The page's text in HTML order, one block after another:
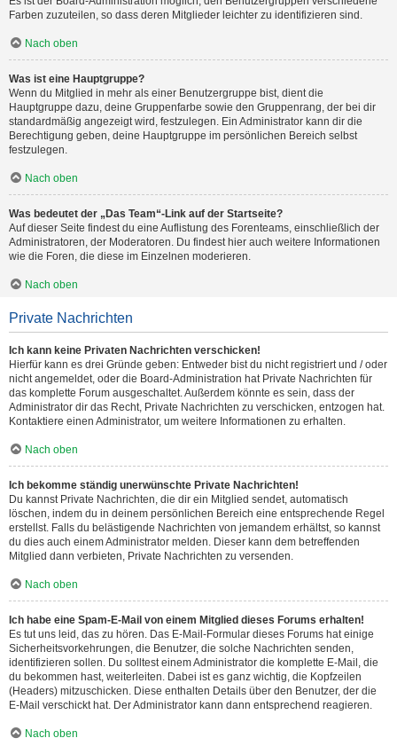
Farben zuzuteilen, so dass deren Mitglieder leichter zu identifizieren sind.
Nach oben
Was ist eine Hauptgruppe?
Wenn du Mitglied in mehr als einer Benutzergruppe bist, dient die
Hauptgruppe dazu, deine Gruppenfarbe sowie den Gruppenrang, der bei dir
standardmäßig angezeigt wird, festzulegen. Ein Administrator kann dir die
Berechtigung geben, deine Hauptgruppe im persönlichen Bereich selbst
festzulegen.
Nach oben
Was bedeutet der „Das Team“-Link auf der Startseite?
Auf dieser Seite findest du eine Auflistung des Forenteams, einschließlich der
Administratoren, der Moderatoren. Du findest hier auch weitere Informationen
wie die Foren, die diese im Einzelnen moderieren.
Nach oben
Private Nachrichten
Ich kann keine Privaten Nachrichten verschicken!
Hierfür kann es drei Gründe geben: Entweder bist du nicht registriert und / oder
nicht angemeldet, oder die Board-Administration hat Private Nachrichten für
das komplette Forum ausgeschaltet. Außerdem könnte es sein, dass der
Administrator dir das Recht, Private Nachrichten zu verschicken, entzogen hat.
Kontaktiere einen Administrator, um weitere Informationen zu erhalten.
Nach oben
Ich bekomme ständig unerwünschte Private Nachrichten!
Du kannst Private Nachrichten, die dir ein Mitglied sendet, automatisch
löschen, indem du in deinem persönlichen Bereich eine entsprechende Regel
erstellst. Falls du belästigende Nachrichten von jemandem erhältst, so kannst
du dies auch einem Administrator melden. Dieser kann dem betreffenden
Mitglied dann verbieten, Private Nachrichten zu versenden.
Nach oben
Ich habe eine Spam-E-Mail von einem Mitglied dieses Forums erhalten!
Es tut uns leid, das zu hören. Das E-Mail-Formular dieses Forums hat einige
Sicherheitsvorkehrungen, die Benutzer, die solche Nachrichten senden,
identifizieren sollen. Du solltest einem Administrator die komplette E-Mail, die
du bekommen hast, weiterleiten. Dabei ist es ganz wichtig, die Kopfzeilen
(Headers) mitzuschicken. Diese enthalten Details über den Benutzer, der die
E-Mail verschickt hat. Der Administrator kann dann entsprechend reagieren.
Nach oben